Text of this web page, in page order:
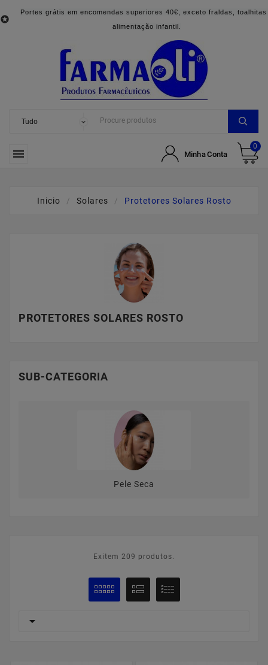

Portes grátis em encomendas superiores 40€, exceto fraldas, toalhitas
alimentação infantil.
 Minha Conta
0
Inicio Solares Protetores Solares Rosto
PROTETORES SOLARES ROSTO
SUB-CATEGORIA
Pele Seca
Exitem 209 produtos.
